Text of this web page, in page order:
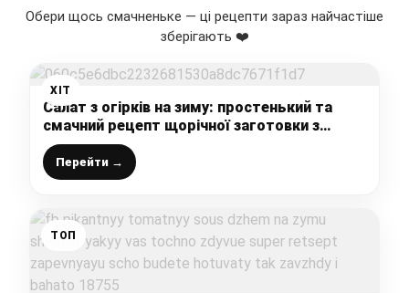
Обери щось смачненьке — ці рецепти зараз найчастіше
зберігають ❤️
ХІТ
Салат з огірків на зиму: простенький та
смачний рецепт щорічної заготовки з
огірочків
Перейти →
ТОП